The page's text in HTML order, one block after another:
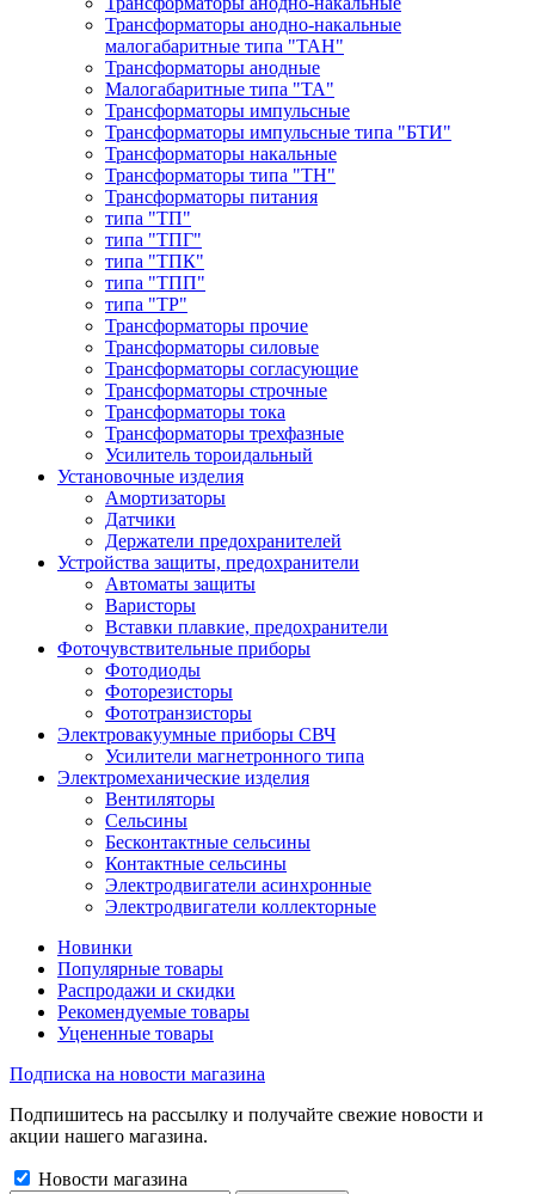
Трансформаторы анодно-накальные
малогабаритные типа "ТАН"
Трансформаторы анодные
Малогабаритные типа "ТА"
Трансформаторы импульсные
Трансформаторы импульсные типа "БТИ"
Трансформаторы накальные
Трансформаторы типа "ТН"
Трансформаторы питания
типа "ТП"
типа "ТПГ"
типа "ТПК"
типа "ТПП"
типа "ТР"
Трансформаторы прочие
Трансформаторы силовые
Трансформаторы согласующие
Трансформаторы строчные
Трансформаторы тока
Трансформаторы трехфазные
Усилитель тороидальный
Установочные изделия
Амортизаторы
Датчики
Держатели предохранителей
Устройства защиты, предохранители
Автоматы защиты
Варисторы
Вставки плавкие, предохранители
Фоточувствительные приборы
Фотодиоды
Фоторезисторы
Фототранзисторы
Электровакуумные приборы СВЧ
Усилители магнетронного типа
Электромеханические изделия
Вентиляторы
Сельсины
Бесконтактные сельсины
Контактные сельсины
Электродвигатели асинхронные
Электродвигатели коллекторные
Новинки
Популярные товары
Распродажи и скидки
Рекомендуемые товары
Уцененные товары
Подписка на новости магазина
Подпишитесь на рассылку и получайте свежие новости и
акции нашего магазина.
Новости магазина